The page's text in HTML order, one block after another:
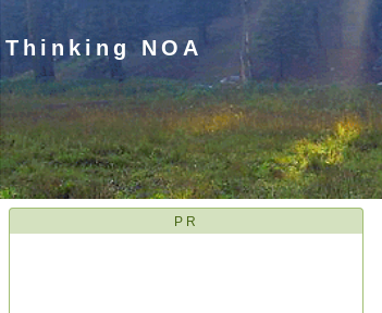
Thinking NOA
PR